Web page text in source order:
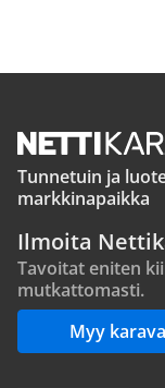
Tunnetuin ja
markkinapaikka
Ilmoita
Tavoitat eniten
mutkattomasti.
Myy